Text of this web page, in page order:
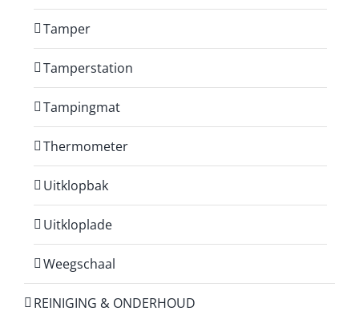
Tamper
Tamperstation
Tampingmat
Thermometer
Uitklopbak
Uitkloplade
Weegschaal
REINIGING & ONDERHOUD